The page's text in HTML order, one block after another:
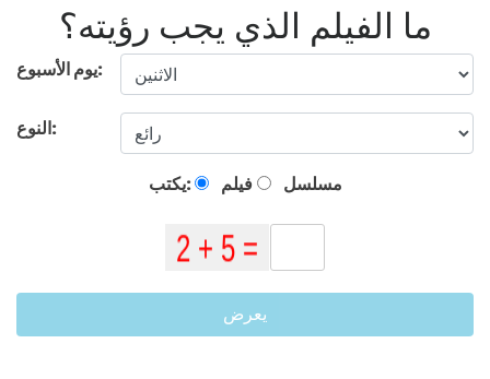
ما الفيلم الذي يجب رؤيته؟
يوم الأسبوع:
النوع:
يكتب: فيلم مسلسل
يعرض